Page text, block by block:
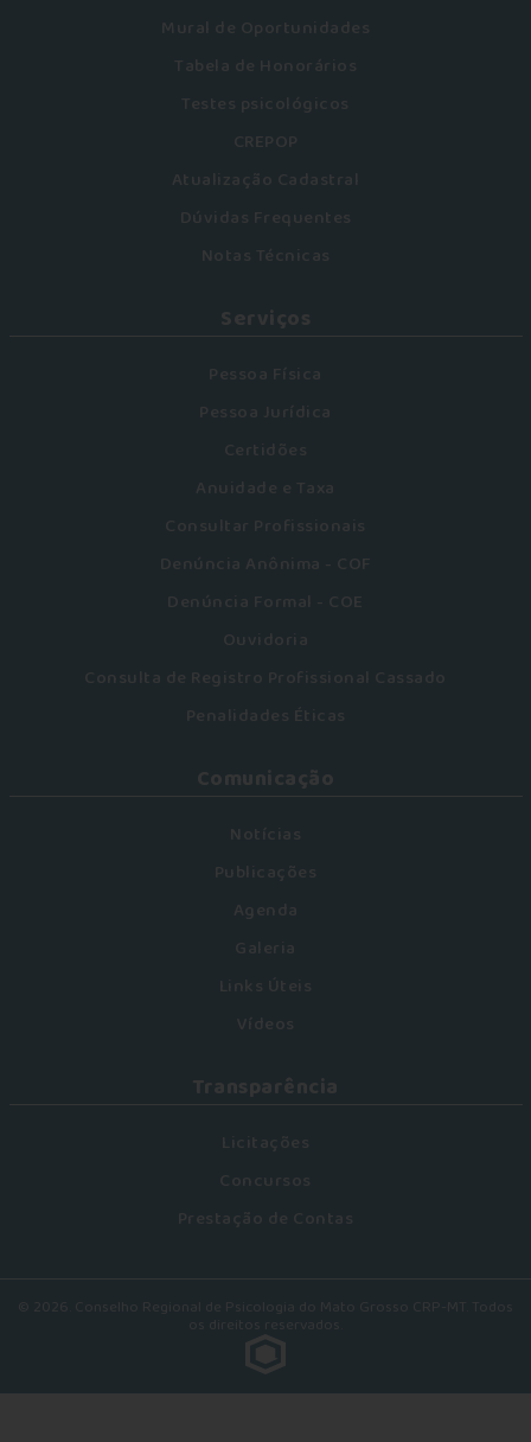
Mural de Oportunidades
Tabela de Honorários
Testes psicológicos
CREPOP
Atualização Cadastral
Dúvidas Frequentes
Notas Técnicas
Serviços
Pessoa Física
Pessoa Jurídica
Certidões
Anuidade e Taxa
Consultar Profissionais
Denúncia Anônima - COF
Denúncia Formal - COE
Ouvidoria
Consulta de Registro Profissional Cassado
Penalidades Éticas
Comunicação
Notícias
Publicações
Agenda
Galeria
Links Úteis
Vídeos
Transparência
Licitações
Concursos
Prestação de Contas
© 2026. Conselho Regional de Psicologia do Mato Grosso CRP-MT. Todos
os direitos reservados.